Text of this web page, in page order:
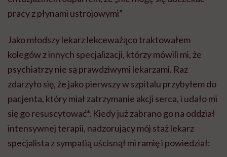
pracy z płynami ustrojowymi”
Jako młodszy lekarz lekceważąco traktowałem
kolegów z innych specjalizacji, którzy mówili mi, że
psychiatrzy nie są prawdziwymi lekarzami. Raz
zdarzyło się, że jako pierwszy w szpitalu przybyłem do
pacjenta, który miał zatrzymanie akcji serca, i udało mi
się go resuscytować*. Kiedy już zabrano go na oddział
intensywnej terapii, nadzorujący mój staż lekarz
specjalista z sympatią uścisnął mi ramię i powiedział: